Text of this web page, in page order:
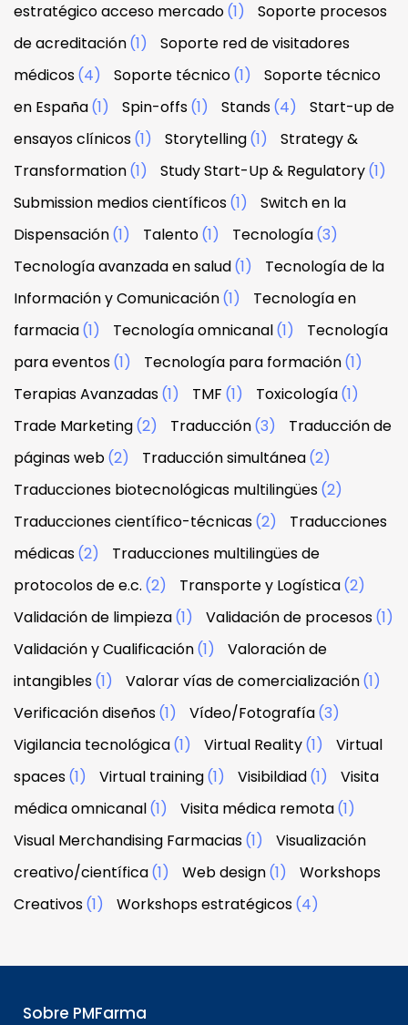
estratégico acceso mercado(1)
Soporte procesos
de acreditación(1)
Soporte red de visitadores
médicos(4) Soporte técnico(1)
Soporte técnico
en España(1) Spin-offs(1) Stands(4)
Start-up de
ensayos clínicos(1) Storytelling(1)
Strategy &
Transformation(1) Study Start-Up & Regulatory(1)
Submission medios científicos(1)
Switch en la
Dispensación(1) Talento(1) Tecnología(3)
Tecnología avanzada en salud(1)
Tecnología de la
Información y Comunicación(1)
Tecnología en
farmacia(1) Tecnología omnicanal(1)
Tecnología
para eventos(1) Tecnología para formación(1)
Terapias Avanzadas(1) TMF (1) Toxicología(1)
Trade Marketing(2) Traducción(3)
Traducción de
páginas web(2) Traducción simultánea(2)
Traducciones biotecnológicas multilingües(2)
Traducciones científico-técnicas(2)
Traducciones
médicas(2)
Traducciones multilingües de
protocolos de e.c. (2) Transporte y Logística(2)
Validación de limpieza(1) Validación de procesos(1)
Validación y Cualificación(1)
Valoración de
intangibles(1) Valorar vías de comercialización(1)
Verificación diseños(1) Vídeo/Fotografía(3)
Vigilancia tecnológica(1) Virtual Reality(1)
Virtual
spaces(1) Virtual training(1) Visibildiad(1)
Visita
médica omnicanal(1) Visita médica remota(1)
Visual Merchandising Farmacias(1)
Visualización
creativo/científica(1) Web design(1)
Workshops
Creativos(1) Workshops estratégicos(4)
Sobre PMFarma